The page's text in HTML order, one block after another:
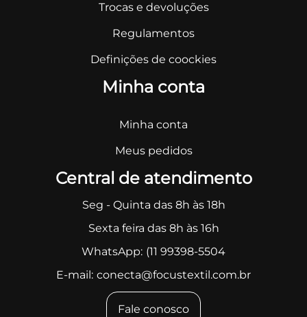
Trocas e devoluções
Regulamentos
Definições de coockies
Minha conta
Minha conta
Meus pedidos
Central de atendimento
Seg - Quinta das 8h às 18h
Sexta feira das 8h às 16h
WhatsApp: (11 99398-5504
E-mail: conecta@focustextil.com.br
Fale conosco